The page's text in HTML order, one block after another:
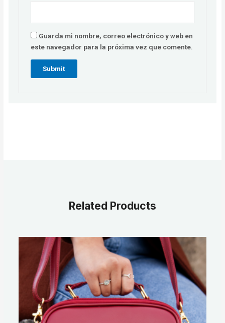
Guarda mi nombre, correo electrónico y web en
este navegador para la próxima vez que comente.
Related Products